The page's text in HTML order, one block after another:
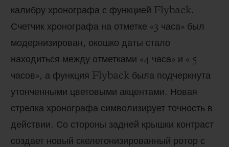
калибру хронографа с функцией Flyback.
Счетчик хронографа на отметке «3 часа» был
модернизирован, окошко даты стало
находиться между отметками «4 часа» и « 5
часов», а функция Flyback была подчеркнута
утонченными цветовыми акцентами. Новая
стрелка хронографа символизирует точность в
действии. Со стороны задней крышки контраст
создает новый скелетонизированный ротор с